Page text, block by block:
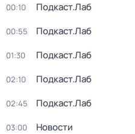
00:10 Подкаст.Лаб
00:55 Подкаст.Лаб
01:30 Подкаст.Лаб
02:10 Подкаст.Лаб
02:45 Подкаст.Лаб
03:00 Новости